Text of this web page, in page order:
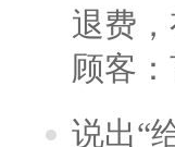
退费
顾客
说出“